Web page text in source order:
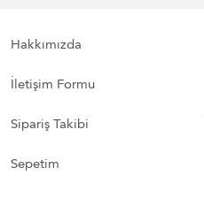
Hakkımızda
İletişim Formu
Sipariş Takibi
Sepetim